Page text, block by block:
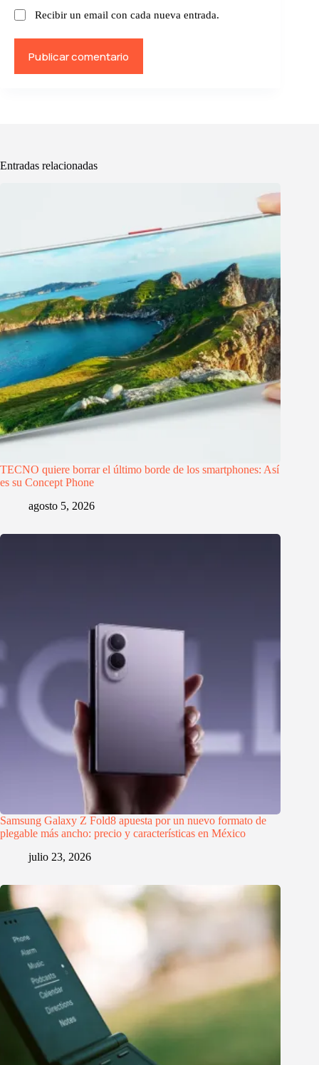
Recibir un email con cada nueva entrada.
Publicar comentario
Entradas relacionadas
TECNO quiere borrar el último borde de los smartphones: Así
es su Concept Phone
agosto 5, 2026
Samsung Galaxy Z Fold8 apuesta por un nuevo formato de
plegable más ancho: precio y características en México
julio 23, 2026